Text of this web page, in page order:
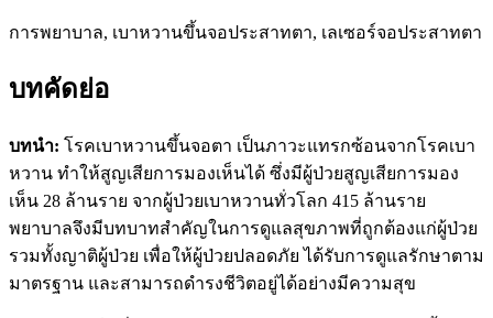
การพยาบาล, เบาหวานขึ้นจอประสาทตา, เลเซอร์จอประสาทตา
บทคัดย่อ
บทนำ: โรคเบาหวานขึ้นจอตา เป็นภาวะแทรกซ้อนจากโรคเบา
หวาน ทำให้สูญเสียการมองเห็นได้ ซึ่งมีผู้ป่วยสูญเสียการมอง
เห็น 28 ล้านราย จากผู้ป่วยเบาหวานทั่วโลก 415 ล้านราย
พยาบาลจึงมีบทบาทสำคัญในการดูแลสุขภาพที่ถูกต้องแก่ผู้ป่วย
รวมทั้งญาติผู้ป่วย เพื่อให้ผู้ป่วยปลอดภัย ได้รับการดูแลรักษาตาม
มาตรฐาน และสามารถดำรงชีวิตอยู่ได้อย่างมีความสุข